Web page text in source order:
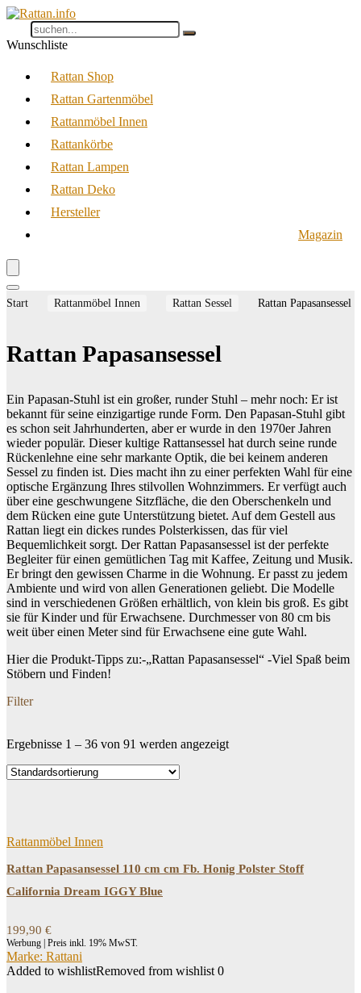
Wunschliste
Rattan Shop
Rattan Gartenmöbel
Rattanmöbel Innen
Rattankörbe
Rattan Lampen
Rattan Deko
Hersteller
Magazin
Start Rattanmöbel Innen Rattan Sessel Rattan Papasansessel
Rattan Papasansessel
Ein Papasan-Stuhl ist ein großer, runder Stuhl – mehr noch: Er ist
bekannt für seine einzigartige runde Form. Den Papasan-Stuhl gibt
es schon seit Jahrhunderten, aber er wurde in den 1970er Jahren
wieder populär. Dieser kultige Rattansessel hat durch seine runde
Rückenlehne eine sehr markante Optik, die bei keinem anderen
Sessel zu finden ist. Dies macht ihn zu einer perfekten Wahl für eine
optische Ergänzung Ihres stilvollen Wohnzimmers. Er verfügt auch
über eine geschwungene Sitzfläche, die den Oberschenkeln und
dem Rücken eine gute Unterstützung bietet. Auf dem Gestell aus
Rattan liegt ein dickes rundes Polsterkissen, das für viel
Bequemlichkeit sorgt. Der Rattan Papasansessel ist der perfekte
Begleiter für einen gemütlichen Tag mit Kaffee, Zeitung und Musik.
Er bringt den gewissen Charme in die Wohnung. Er passt zu jedem
Ambiente und wird von allen Generationen geliebt. Die Modelle
sind in verschiedenen Größen erhältlich, von klein bis groß. Es gibt
sie für Kinder und für Erwachsene. Durchmesser von 80 cm bis
weit über einen Meter sind für Erwachsene eine gute Wahl.
Hier die Produkt-Tipps zu:-„Rattan Papasansessel“ -Viel Spaß beim
Stöbern und Finden!
Filter
Dein Budget
Price filter
Ergebnisse 1 – 36 von 91 werden angezeigt
Rattanmöbel Innen
Rattan Papasansessel 110 cm cm Fb. Honig Polster Stoff
California Dream IGGY Blue
199,90 €
Werbung | Preis inkl. 19% MwST.
Marke: Rattani
Added to wishlistRemoved from wishlist 0